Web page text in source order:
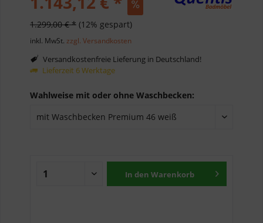
1.299,00 € * (12% gespart)
inkl. MwSt. zzgl. Versandkosten
Versandkostenfreie Lieferung in Deutschland!
Lieferzeit 6 Werktage
Wahlweise mit oder ohne Waschbecken:
In den Warenkorb